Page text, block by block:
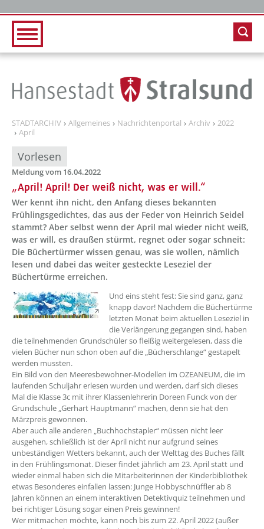
STADTARCHIV Allgemeines Nachrichtenportal Archiv
2022
April
Vorlesen
Meldung vom 16.04.2022
„April! April! Der weiß nicht, was er will.“
Wer kennt ihn nicht, den Anfang dieses bekannten
Frühlingsgedichtes, das aus der Feder von Heinrich Seidel
stammt? Aber selbst wenn der April mal wieder nicht weiß,
was er will, es draußen stürmt, regnet oder sogar schneit:
Die Büchertürmer wissen genau, was sie wollen, nämlich
lesen und dabei das weiter gesteckte Leseziel der
Büchertürme erreichen.
??? absaetzeOben[1]/titel ???
Und eins steht fest: Sie sind ganz, ganz
knapp davor! Nachdem die Büchertürme
letzten Monat beim aktuellen Leseziel in
die Verlängerung gegangen sind, haben
die teilnehmenden Grundschüler so fleißig weitergelesen, dass die
vielen Bücher nun schon oben auf die „Bücherschlange“ gestapelt
werden mussten.
Ein Bild von den Meeresbewohner-Modellen im OZEANEUM, die im
laufenden Schuljahr erlesen wurden und werden, darf sich dieses
Mal die Klasse 3c mit ihrer Klassenlehrerin Doreen Funck von der
Grundschule „Gerhart Hauptmann“ machen, denn sie hat den
Märzpreis gewonnen.
Aber auch alle anderen „Buchhochstapler“ müssen nicht leer
ausgehen, schließlich ist der April nicht nur aufgrund seines
unbeständigen Wetters bekannt, auch der Welttag des Buches fällt
in den Frühlingsmonat. Dieser findet jährlich am 23. April statt und
wieder einmal haben sich die Mitarbeiterinnen der Kinderbibliothek
etwas Besonderes einfallen lassen: Junge Hobbyschnüffler ab 8
Jahren können an einem interaktiven Detektivquiz teilnehmen und
bei richtiger Lösung sogar einen Preis gewinnen!
Wer mitmachen möchte, kann noch bis zum 22. April 2022 (außer